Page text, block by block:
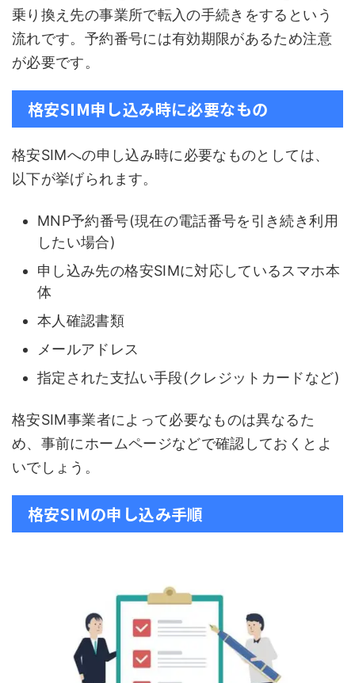
乗り換え先の事業所で転入の手続きをするという
流れです。予約番号には有効期限があるため注意
が必要です。
格安SIM申し込み時に必要なもの
格安SIMへの申し込み時に必要なものとしては、
以下が挙げられます。
MNP予約番号(現在の電話番号を引き続き利用
したい場合)
申し込み先の格安SIMに対応しているスマホ本
体
本人確認書類
メールアドレス
指定された支払い手段(クレジットカードなど)
格安SIM事業者によって必要なものは異なるた
め、事前にホームページなどで確認しておくとよ
いでしょう。
格安SIMの申し込み手順